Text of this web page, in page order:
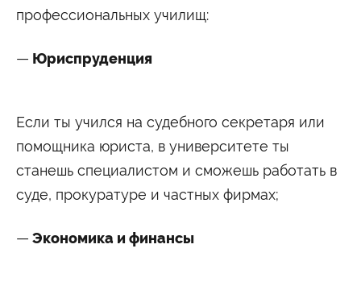
профессиональных училищ:
Юриспруденция
Если ты учился на судебного секретаря или
помощника юриста, в университете ты
станешь специалистом и сможешь работать в
суде, прокуратуре и частных фирмах;
Экономика и финансы